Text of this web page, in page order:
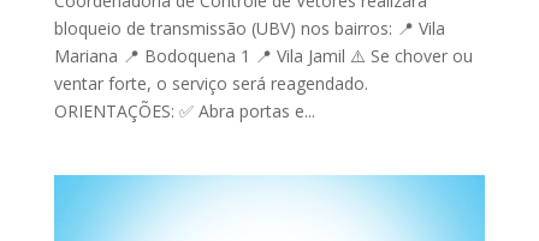
bloqueio de transmissão (UBV) nos bairros: 📍 Vila
Mariana 📍 Bodoquena 1 📍 Vila Jamil ⚠️ Se chover ou
ventar forte, o serviço será reagendado.
ORIENTAÇÕES: ✅ Abra portas e...